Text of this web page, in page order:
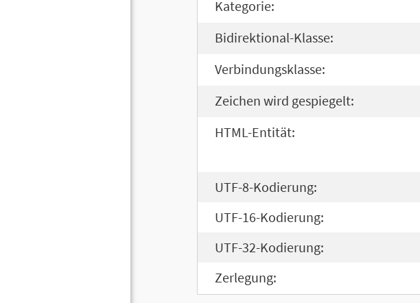
Kategorie:
Bidirektional-Klasse:
Verbindungsklasse:
Zeichen wird gespiegelt:
HTML-Entität:
UTF-8-Kodierung:
UTF-16-Kodierung:
UTF-32-Kodierung:
Zerlegung: